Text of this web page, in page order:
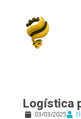
Logística
03/03/2025